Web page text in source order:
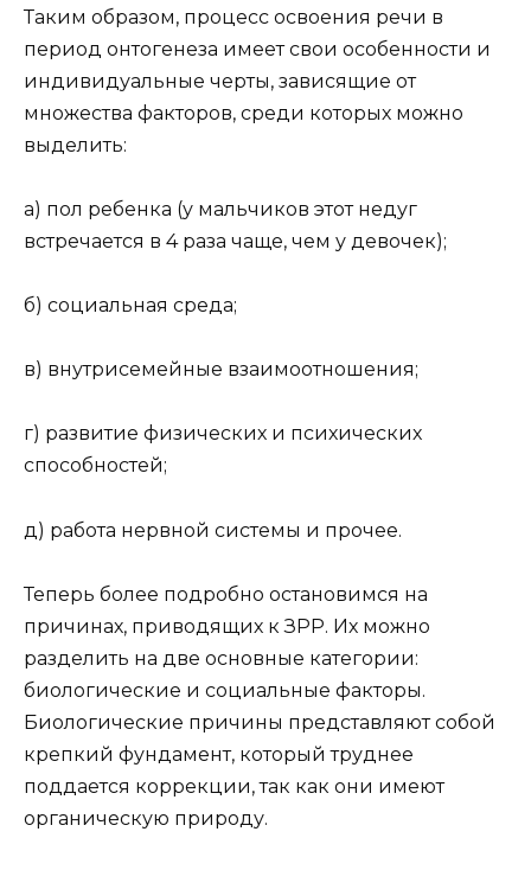
Таким образом, процесс освоения речи в
период онтогенеза имеет свои особенности и
индивидуальные черты, зависящие от
множества факторов, среди которых можно
выделить:
а) пол ребенка (у мальчиков этот недуг
встречается в 4 раза чаще, чем у девочек);
б) социальная среда;
в) внутрисемейные взаимоотношения;
г) развитие физических и психических
способностей;
д) работа нервной системы и прочее.
Теперь более подробно остановимся на
причинах, приводящих к ЗРР. Их можно
разделить на две основные категории:
биологические и социальные факторы.
Биологические причины представляют собой
крепкий фундамент, который труднее
поддается коррекции, так как они имеют
органическую природу.